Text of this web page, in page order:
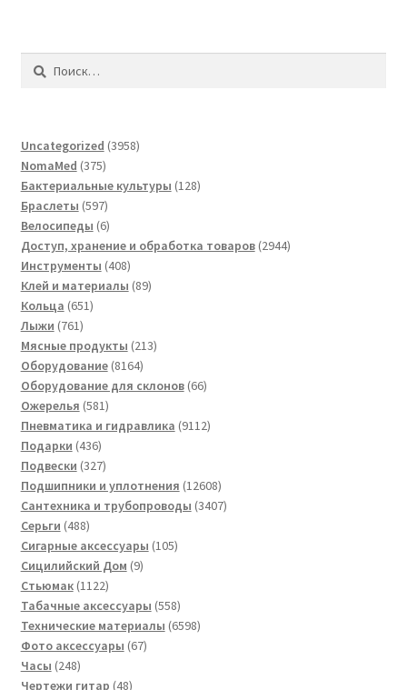
Найти:
Uncategorized 39583958
NomaMed 375375
товаров
Бактериальные культуры 128128
Браслеты 597597
товаров
Велосипеды 66
товаров
Доступ, хранение и обработка товаров 29442944
Инструменты 408408
товаров
Клей и материалы 8989
Кольца 651651
Лыжи 761761
товар
Мясные продукты 213213
Оборудование 81648164
товара
Оборудование для склонов 6666
Ожерелья 581581
товар
Пневматика и гидравлика 91129112
Подарки 436436
товаров
Подвески 327327
товаров
Подшипники и уплотнения 1260812608
товаров
Сантехника и трубопроводы 34073407
Серьги 488488
товаров
Сигарные аксессуары 105105
Сицилийский Дом 99
Стьюмак 11221122
товара
Табачные аксессуары 558558
товаров
Технические материалы 65986598
Фото аксессуары 6767
Часы 248248
товаров
Чертежи гитар 4848